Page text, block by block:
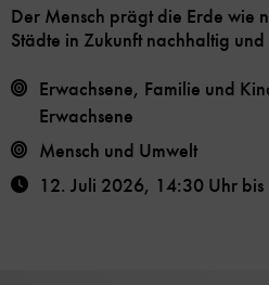
Der Mensch prägt die Erde wie
Städte in Zukunft nachhaltig
Erwachsene, Familie und
Erwachsene
Mensch und Umwelt
12. Juli 2026, 14:30 Uhr bis